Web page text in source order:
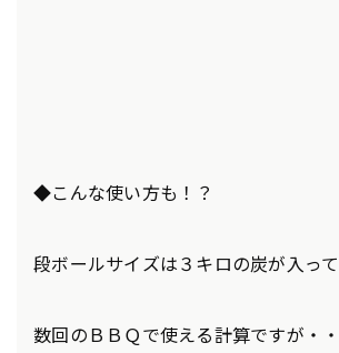
◆こんな使い方も！？
段ボールサイズは３キロの炭が入って
数回のＢＢＱで使える計算ですが・・